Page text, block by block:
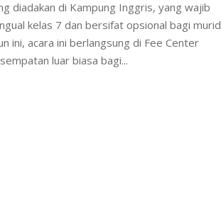
diadakan di Kampung Inggris, yang wajib
kelas 7 dan bersifat opsional bagi murid
ini, acara ini berlangsung di Fee Center
luar biasa bagi...